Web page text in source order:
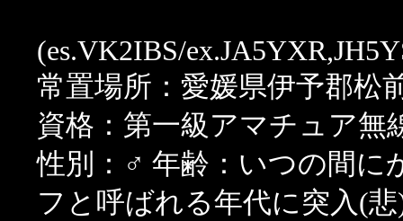
(es.VK2IBS/
常置場所：愛媛県伊予郡松
資格：第一級アマチュア無
性別：♂ 年齢：いつの間に
フと呼ばれる年代に突入(